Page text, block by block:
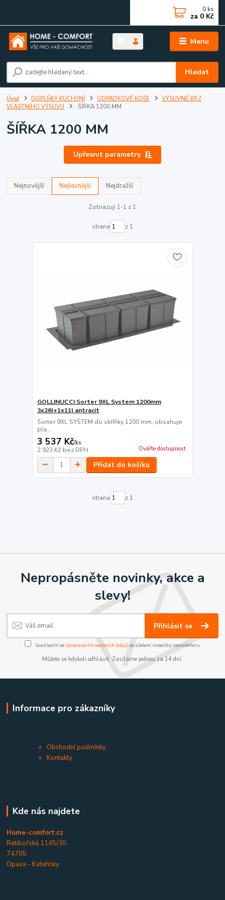
Menu
Hledat
0 ks
za 0 Kč
Úvod DOPLŇKY KUCHYNÍ ODPADKOVÉ KOŠE
VÝSUVNÉ BEZ
VLASTNÍHO VÝSUVU
ŠÍŘKA 1200 MM
ŠÍŘKA 1200 MM
Upřesnit parametry
Nejnovější Nejlevnější Nejdražší
Zobrazuji 1-1 z 1
strana z 1
GOLLINUCCI Sorter 9XL System 1200mm
3x26l+1x11l antracit
Sorter 9XL SYSTEM do skříňky 1200 mm, obsahuje
pla...
3 537 Kč/ks
2 923 Kč bez DPH Ověřte dostupnost
Přidat do košíku
strana z 1
Nepropásněte novinky, akce a
slevy!
Přihlásit se
Souhlasím se zpracováním osobních údajůza účelem rozesílky newsletteru.
Můžete se kdykoli odhlásit. Zasíláme jednou za 14 dní.
Informace pro zákazníky
Obchodní podmínky
Kontakty
Kde nás najdete
Home-comfort.cz
Ratibořská 1145/30
74705
Opava - Kateřinky